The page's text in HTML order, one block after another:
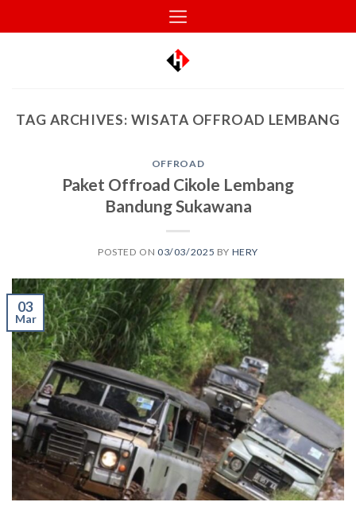
to
TAG ARCHIVES: WISATA OFFROAD LEMBANG
OFFROAD
Paket Offroad Cikole Lembang
Bandung Sukawana
POSTED ON03/03/2025 BY HERY
03
Mar